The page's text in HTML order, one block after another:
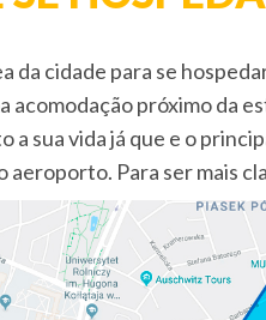
da cidade para se
acomodação próximo da
a sua vida já que e o
aeroporto. Para ser mais